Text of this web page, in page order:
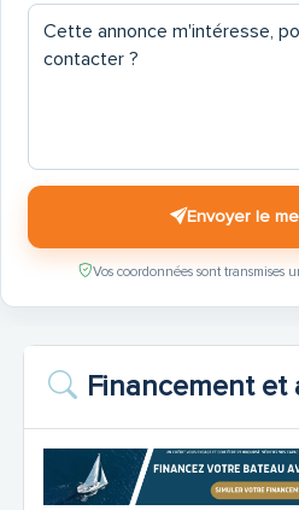
Envoyer le
Vos coordonnées sont transmises
Financement et